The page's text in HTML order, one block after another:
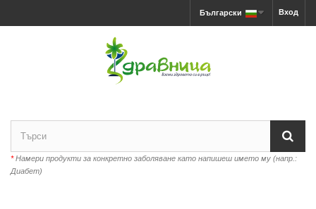
Вход
Български
*Намери продукти за конкретно заболяване като напишеш името му (напр.:
Диабет)